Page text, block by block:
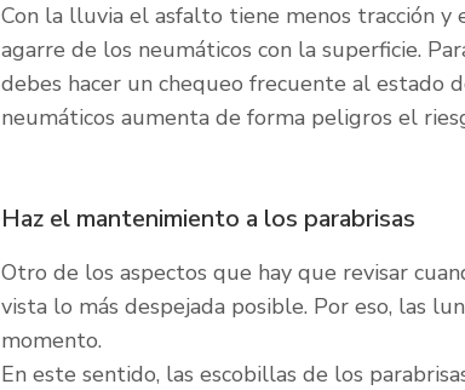
Con la lluvia el asfalto tiene menos tracción y
agarre de los neumáticos con la superficie.
debes hacer un chequeo frecuente al estado
neumáticos aumenta de forma peligros el
Haz el mantenimiento a los parabrisas
Otro de los aspectos que hay que revisar
vista lo más despejada posible. Por eso, las
momento.
En este sentido, las escobillas de los